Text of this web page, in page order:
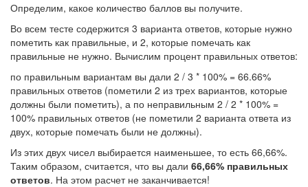
Определим, какое количество баллов вы получите.
Во всем тесте содержится 3 варианта ответов, которые нужно
пометить как правильные, и 2, которые помечать как
правильные не нужно. Вычислим процент правильных ответов:
по правильным вариантам вы дали 2 / 3 * 100% = 66.66%
правильных ответов (пометили 2 из трех вариантов, которые
должны были пометить), а по неправильным 2 / 2 * 100% =
100% правильных ответов (не пометили 2 варианта ответа из
двух, которые помечать были не должны).
Из этих двух чисел выбирается наименьшее, то есть 66,66%.
Таким образом, считается, что вы дали 66,66% правильных
ответов. На этом расчет не заканчивается!